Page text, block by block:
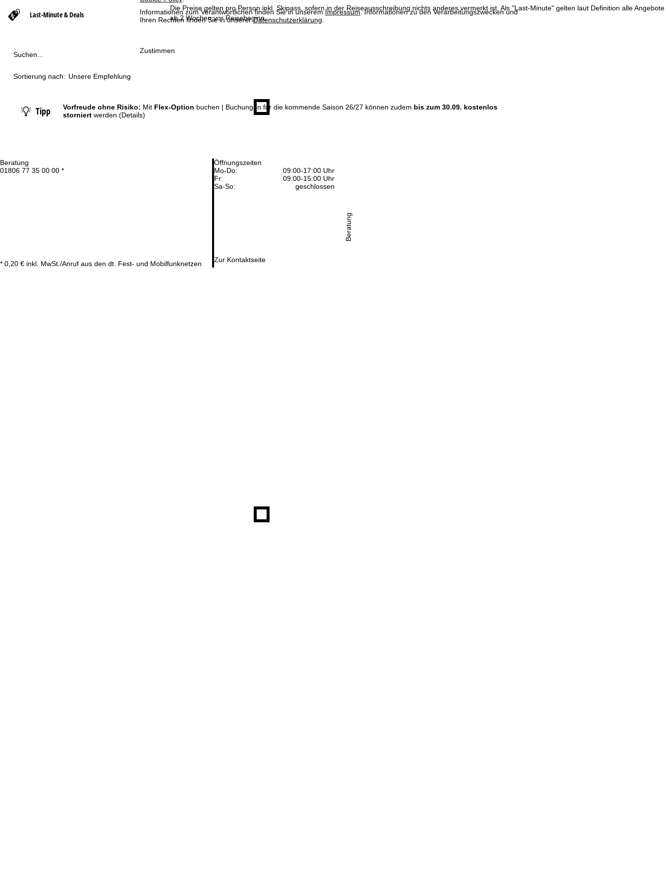
Informationen zum Verantwortlichen finden Sie in unseremImpressum. Informationen zu den Verarbeitungszwecken und
Ihren Rechten finden Sie in unsererDatenschutzerklärung
Zustimmen
Beratung
01806 77 35 00 00 *
* 0,20 € inkl. MwSt./Anruf aus den dt. Fest- und Mobilfunknetzen
Öffnungszeiten
Mo-Do:
09:00-17:00 Uhr
Fr:
09:00-15:00 Uhr
Sa-So:
geschlossen
Zur Kontaktseite
Beratung
Last-Minute & Deals t
Die Preise gelten pro Person inkl. Skipass, sofern in der Reiseausschreibung nichts anderes vermerkt ist. Als "Last-Minute" gelten laut Definition alle Angebote
ab 2 Wochen vor Reisebeginn.
Suchen...
Sortierung nach: Unsere Empfehlung
Tipp Vorfreude ohne Risiko: Mit Flex-Option buchen | Buchungen für die kommende Saison 26/27 können zudem bis zum 30.09. kostenlos
storniertwerden (Details)